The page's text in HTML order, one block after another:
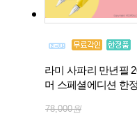
라미 사파리 만년필
머 스페셜에디션 한
78,000원